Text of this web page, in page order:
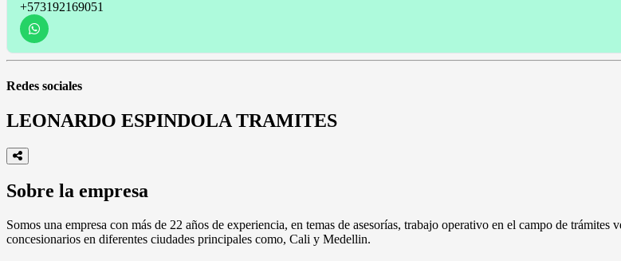
+573192169051
Redes sociales
LEONARDO ESPINDOLA TRAMITES
Sobre la empresa
Somos una empresa con más de 22 años de experiencia, en temas de asesorías, trabajo operativo en el campo de
concesionarios en diferentes ciudades principales como, Cali y Medellin.